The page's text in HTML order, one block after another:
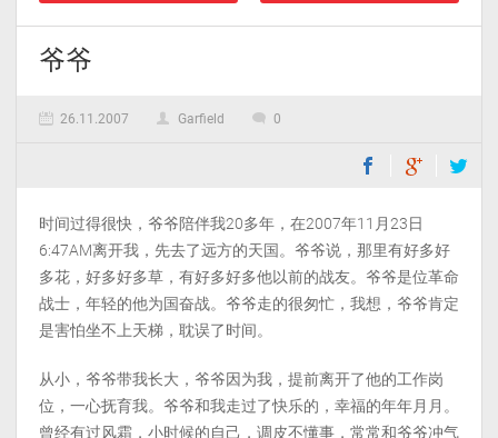
爷爷
26.11.2007 Garfield 0
时间过得很快，爷爷陪伴我20多年，在2007年11月23日
6:47AM离开我，先去了远方的天国。爷爷说，那里有好多好
多花，好多好多草，有好多好多他以前的战友。爷爷是位革命
战士，年轻的他为国奋战。爷爷走的很匆忙，我想，爷爷肯定
是害怕坐不上天梯，耽误了时间。
从小，爷爷带我长大，爷爷因为我，提前离开了他的工作岗
位，一心抚育我。爷爷和我走过了快乐的，幸福的年年月月。
曾经有过风霜，小时候的自己，调皮不懂事，常常和爷爷冲气